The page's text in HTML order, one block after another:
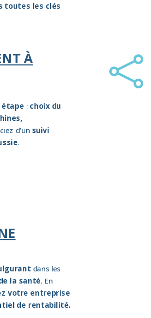
toutes les clés
À
étape : choix du
d’un suivi
.

dans les
la santé. En
votre entreprise
de rentabilité.